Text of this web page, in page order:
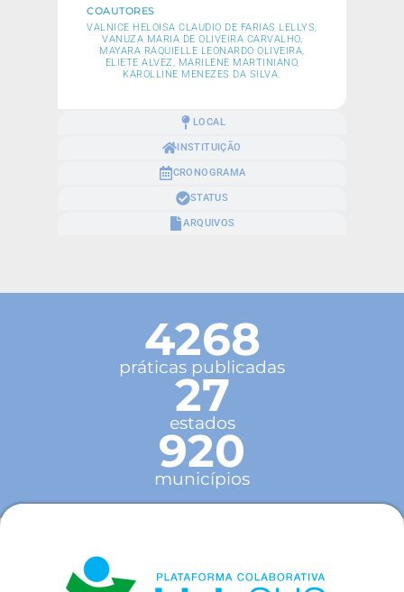
LOCAL
INSTITUIÇÃO
CRONOGRAMA
STATUS
ARQUIVOS
COAUTORES
VALNICE HELOISA CLAUDIO DE FARIAS LELLYS,
VANUZA MARIA DE OLIVEIRA CARVALHO,
MAYARA RAQUIELLE LEONARDO OLIVEIRA,
ELIETE ALVEZ, MARILENE MARTINIANO,
KAROLLINE MENEZES DA SILVA.
4268
práticas publicadas
27
estados
920
municípios